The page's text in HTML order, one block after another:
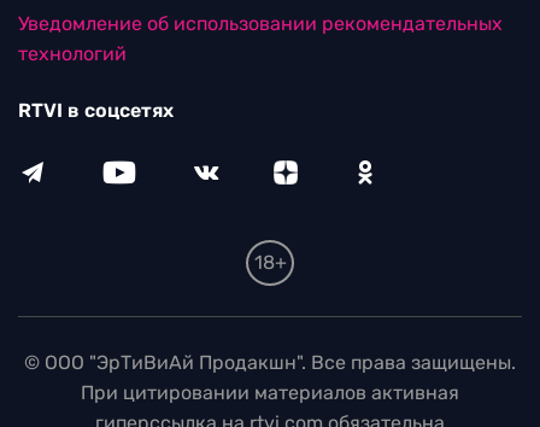
Уведомление об использовании рекомендательных
технологий
RTVI в соцсетях
18+
© ООО "ЭрТиВиАй Продакшн". Все права защищены.
При цитировании материалов активная